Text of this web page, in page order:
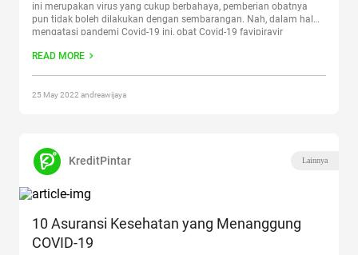
ini merupakan virus yang cukup berbahaya, pemberian obatnya
pun tidak boleh dilakukan dengan sembarangan. Nah, dalam hal
mengatasi pandemi Covid-19 ini, obat Covid-19 favipiravir
Sudah tahukah kamu mengenai favipiravir
READ MORE
25 May 2022 andreawijaya
KreditPintar Lainnya
10 Asuransi Kesehatan yang Menanggung
COVID-19